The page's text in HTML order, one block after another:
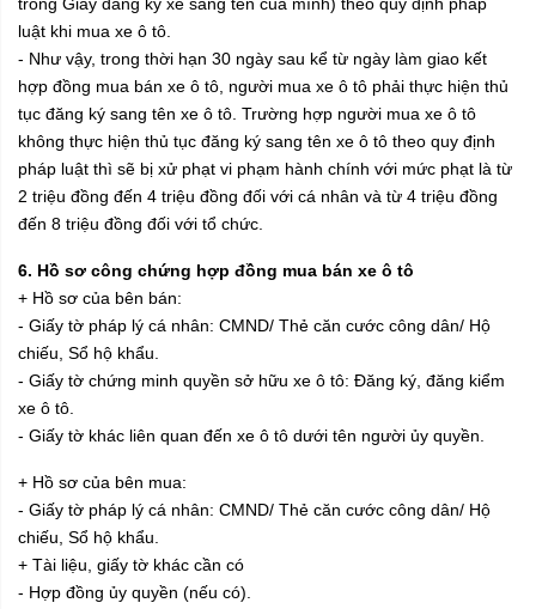
trong Giấy đăng ký xe sang tên của mình) theo quy định pháp
luật khi mua xe ô tô.
- Như vậy, trong thời hạn 30 ngày sau kể từ ngày làm giao kết
hợp đồng mua bán xe ô tô, người mua xe ô tô phải thực hiện thủ
tục đăng ký sang tên xe ô tô. Trường hợp người mua xe ô tô
không thực hiện thủ tục đăng ký sang tên xe ô tô theo quy định
pháp luật thì sẽ bị xử phạt vi phạm hành chính với mức phạt là từ
2 triệu đồng đến 4 triệu đồng đối với cá nhân và từ 4 triệu đồng
đến 8 triệu đồng đối với tổ chức.
6. Hồ sơ công chứng hợp đồng mua bán xe ô tô
+ Hồ sơ của bên bán:
- Giấy tờ pháp lý cá nhân: CMND/ Thẻ căn cước công dân/ Hộ
chiếu, Sổ hộ khẩu.
- Giấy tờ chứng minh quyền sở hữu xe ô tô: Đăng ký, đăng kiểm
xe ô tô.
- Giấy tờ khác liên quan đến xe ô tô dưới tên người ủy quyền.
+ Hồ sơ của bên mua:
- Giấy tờ pháp lý cá nhân: CMND/ Thẻ căn cước công dân/ Hộ
chiếu, Sổ hộ khẩu.
+ Tài liệu, giấy tờ khác cần có
- Hợp đồng ủy quyền (nếu có).